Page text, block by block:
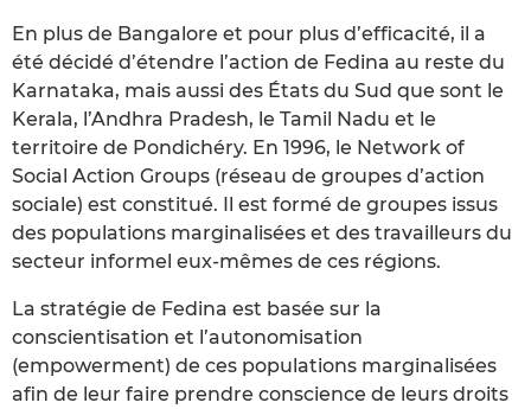
En plus de Bangalore et pour plus d’efficacité, il a
été décidé d’étendre l’action de Fedina au reste du
Karnataka, mais aussi des États du Sud que sont le
Kerala, l’Andhra Pradesh, le Tamil Nadu et le
territoire de Pondichéry. En 1996, le Network of
Social Action Groups (réseau de groupes d’action
sociale) est constitué. Il est formé de groupes issus
des populations marginalisées et des travailleurs du
secteur informel eux-mêmes de ces régions.
La stratégie de Fedina est basée sur la
conscientisation et l’autonomisation
(empowerment) de ces populations marginalisées
afin de leur faire prendre conscience de leurs droits